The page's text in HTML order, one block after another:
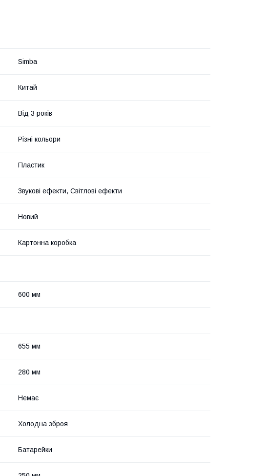
Sіmba
Китай
Від 3 років
Різні кольори
Пластик
Звукові ефекти, Світлові ефекти
Новий
Картонна коробка
600 мм
655 мм
280 мм
Немає
Холодна зброя
Батарейки